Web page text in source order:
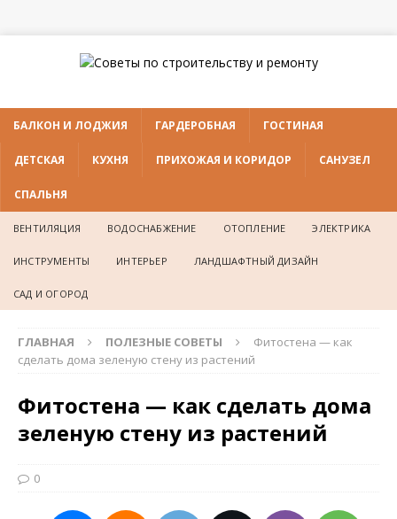
БАЛКОН И ЛОДЖИЯ ГАРДЕРОБНАЯ ГОСТИНАЯ
ДЕТСКАЯ КУХНЯ ПРИХОЖАЯ И КОРИДОР САНУЗЕЛ
СПАЛЬНЯ
ВЕНТИЛЯЦИЯ ВОДОСНАБЖЕНИЕ ОТОПЛЕНИЕ ЭЛЕКТРИКА
ИНСТРУМЕНТЫ ИНТЕРЬЕР ЛАНДШАФТНЫЙ ДИЗАЙН
САД И ОГОРОД
ГЛАВНАЯ ПОЛЕЗНЫЕ СОВЕТЫ
Фитостена — как
сделать дома зеленую стену из растений
Фитостена — как сделать дома
зеленую стену из растений
0